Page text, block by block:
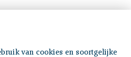
van cookies en soortgelijke